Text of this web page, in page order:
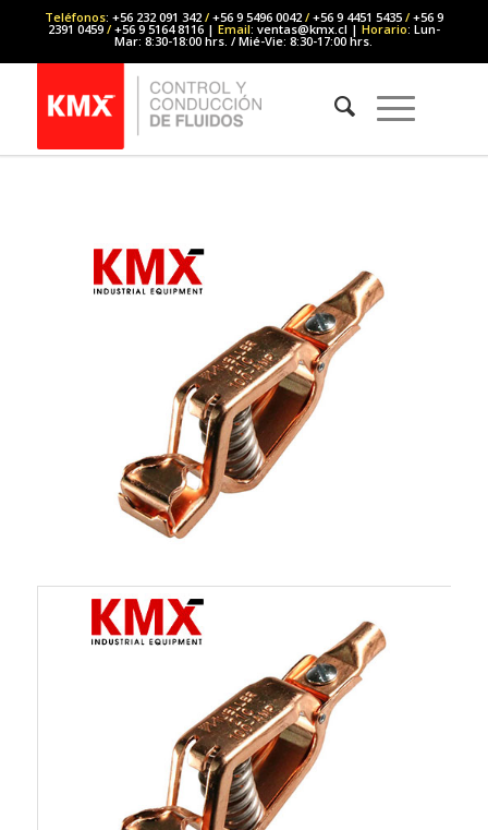
Teléfonos: +56 232 091 342 /+56 9 5496 0042 /+56 9 4451 5435 /+56 9
2391 0459 /+56 9 5164 8116 | Email: ventas@kmx.cl | Horario: Lun-
Mar: 8:30-18:00 hrs. / Mié-Vie: 8:30-17:00 hrs.